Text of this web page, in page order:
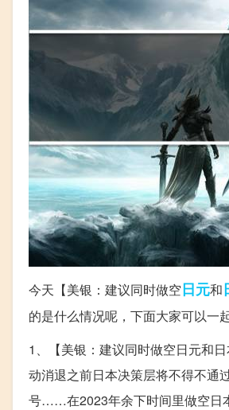
今天【美银：建议同时做空日元和
的是什么情况呢，下面大家可以一
1、【美银：建议同时做空日元和
动消退之前日本决策层将不得不通
号……在2023年余下时间里做空日